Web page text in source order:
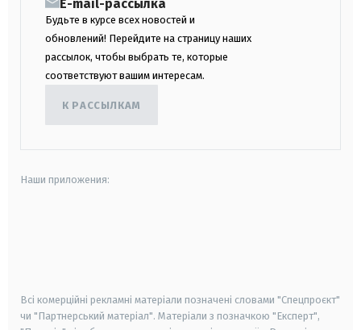
E-mail-рассылка
Будьте в курсе всех новостей и
обновлений! Перейдите на страницу наших
рассылок, чтобы выбрать те, которые
соответствуют вашим интересам.
К РАССЫЛКАМ
Наши приложения:
Всі комерційні рекламні матеріали позначені словами "Спецпроєкт"
чи "Партнерський матеріал". Матеріали з позначкою "Експерт",